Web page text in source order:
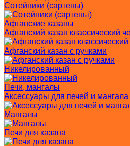
Сотейники (сартены)
Афганские казаны
Афганский казан классический
Афганский казан с ручками
Никелированный
Печи, мангалы
Аксессуары для печей и мангала
Мангалы
Печи для казана